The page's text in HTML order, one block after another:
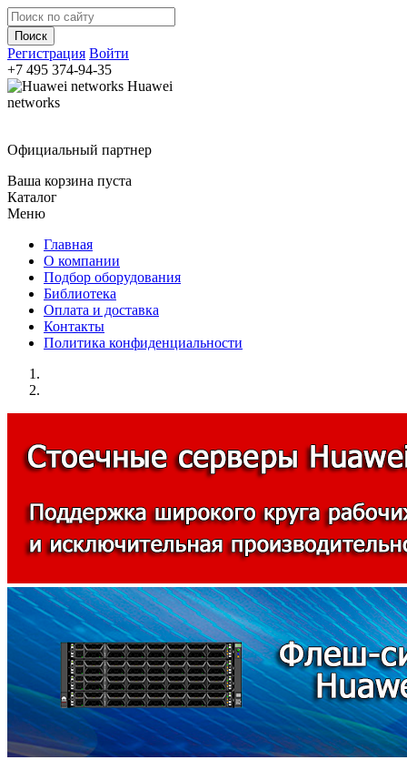
Регистрация Войти
+7 495 374-94-35
Huawei
networks
Официальный партнер
Ваша корзина пуста
Каталог
Меню
Главная
О компании
Подбор оборудования
Библиотека
Оплата и доставка
Контакты
Политика конфиденциальности